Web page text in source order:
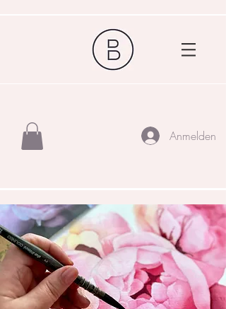
Anmelden